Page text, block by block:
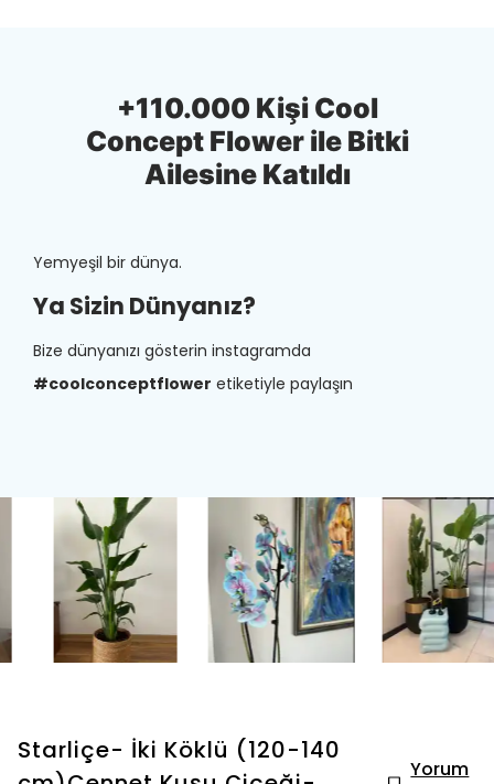
+110.000 Kişi Cool
Concept Flower ile Bitki
Ailesine Katıldı
Yemyeşil bir dünya.
Ya Sizin Dünyanız?
Bize dünyanızı gösterin instagramda
#coolconceptflower etiketiyle paylaşın
Starliçe- İki Köklü (120-140
Yorum